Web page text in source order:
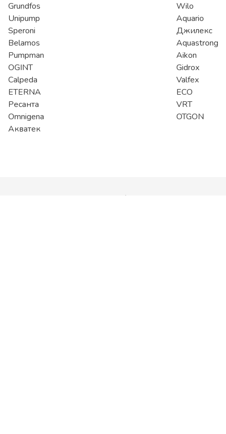
Grundfos Wilo
Unipump
Aquario
Speroni
Джилекс
Belamos
Aquastrong
Pumpman
Aikon
OGINT
Gidrox
Calpeda
Valfex
ETERNA
ECO
Ресанта
VRT
Omnigena
OTGON
Акватек
Компания